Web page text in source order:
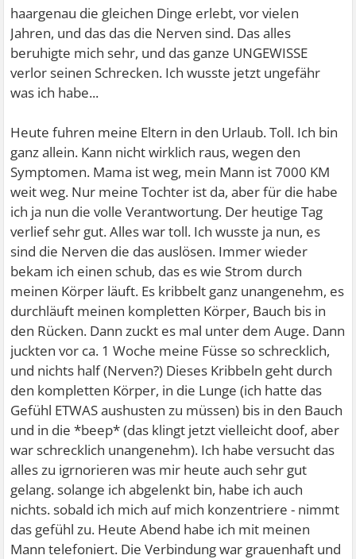
haargenau die gleichen Dinge erlebt, vor vielen
Jahren, und das das die Nerven sind. Das alles
beruhigte mich sehr, und das ganze UNGEWISSE
verlor seinen Schrecken. Ich wusste jetzt ungefähr
was ich habe...
Heute fuhren meine Eltern in den Urlaub. Toll. Ich bin
ganz allein. Kann nicht wirklich raus, wegen den
Symptomen. Mama ist weg, mein Mann ist 7000 KM
weit weg. Nur meine Tochter ist da, aber für die habe
ich ja nun die volle Verantwortung. Der heutige Tag
verlief sehr gut. Alles war toll. Ich wusste ja nun, es
sind die Nerven die das auslösen. Immer wieder
bekam ich einen schub, das es wie Strom durch
meinen Körper läuft. Es kribbelt ganz unangenehm, es
durchläuft meinen kompletten Körper, Bauch bis in
den Rücken. Dann zuckt es mal unter dem Auge. Dann
juckten vor ca. 1 Woche meine Füsse so schrecklich,
und nichts half (Nerven?) Dieses Kribbeln geht durch
den kompletten Körper, in die Lunge (ich hatte das
Gefühl ETWAS aushusten zu müssen) bis in den Bauch
und in die *beep* (das klingt jetzt vielleicht doof, aber
war schrecklich unangenehm). Ich habe versucht das
alles zu igrnorieren was mir heute auch sehr gut
gelang. solange ich abgelenkt bin, habe ich auch
nichts. sobald ich mich auf mich konzentriere - nimmt
das gefühl zu. Heute Abend habe ich mit meinen
Mann telefoniert. Die Verbindung war grauenhaft und